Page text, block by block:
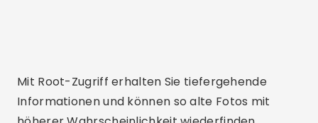
Mit Root-Zugriff erhalten Sie tiefergehende
Informationen und können so alte Fotos mit